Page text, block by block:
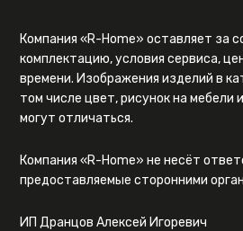
Компания «R-Home» оставляет за
комплектацию, условия сервиса,
времени. Изображения изделий в
том числе цвет, рисунок на мебели
могут отличаться.
Компания «R-Home» не несёт
предоставляемые сторонними
ИП Дранцов Алексей Игоревич